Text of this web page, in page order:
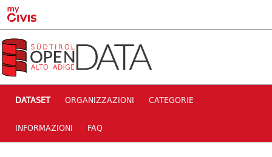
Skip to main content
DATASET ORGANIZZAZIONI CATEGORIE
INFORMAZIONI FAQ